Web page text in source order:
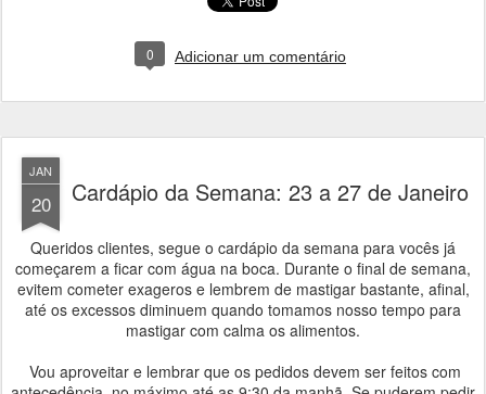
0 Adicionar um comentário
JAN
20 Cardápio da Semana: 23 a 27 de Janeiro
Queridos clientes, segue o cardápio da semana para vocês já
começarem a ficar com água na boca. Durante o final de semana,
evitem cometer exageros e lembrem de mastigar bastante, afinal,
até os excessos diminuem quando tomamos nosso tempo para
mastigar com calma os alimentos.
Vou aproveitar e lembrar que os pedidos devem ser feitos com